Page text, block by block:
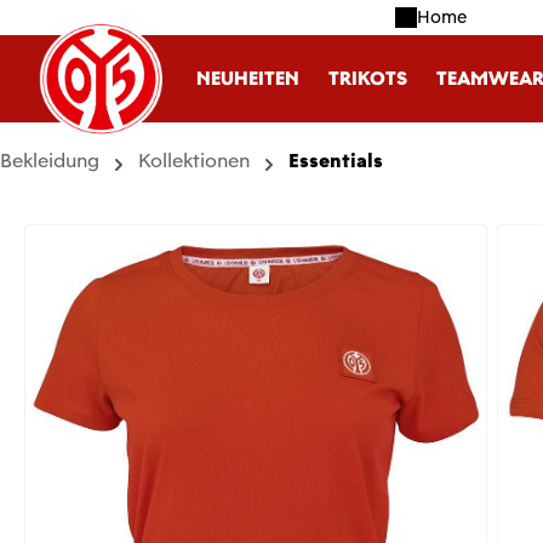
Hauptinhalt springen
Zur Suche springen
Zur Hauptnavigation springen Home
NEUHEITEN TRIKOTS TEAMWEAR
Bekleidung Kollektionen Essentials